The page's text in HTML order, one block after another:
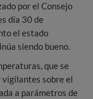
por el Consejo
día 30 de
el estado
siendo bueno.
que se
vigilantes sobre el
a parámetros de